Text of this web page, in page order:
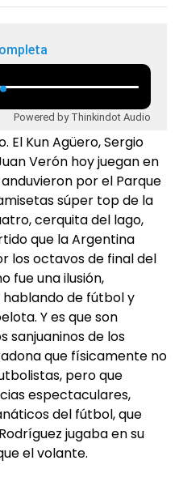
Powered by Thinkindot Audio
El Kun Agüero, Sergio
Verón hoy juegan en
por el Parque
súper top de la
cerquita del lago,
que la Argentina
los octavos de final del
fue una ilusión,
de fútbol y
Y es que son
sanjuaninos de los
que físicamente no
pero que
espectaculares,
del fútbol, que
jugaba en su
el volante.